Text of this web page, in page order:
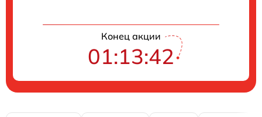
Конец акции
01:13:41